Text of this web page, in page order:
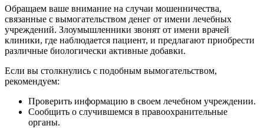
Обращаем ваше внимание на случаи мошенничества,
связанные с вымогательством денег от имени лечебных
учреждений. Злоумышленники звонят от имени врачей
клиники, где наблюдается пациент, и предлагают приобрести
различные биологически активные добавки.
Если вы столкнулись с подобным вымогательством,
рекомендуем:
Проверить информацию в своем лечебном учреждении.
Сообщить о случившемся в правоохранительные
органы.